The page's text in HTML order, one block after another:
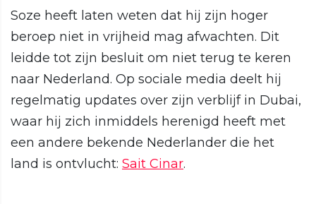
Soze heeft laten weten dat hij zijn hoger
beroep niet in vrijheid mag afwachten. Dit
leidde tot zijn besluit om niet terug te keren
naar Nederland. Op sociale media deelt hij
regelmatig updates over zijn verblijf in Dubai,
waar hij zich inmiddels herenigd heeft met
een andere bekende Nederlander die het
land is ontvlucht: Sait Cinar.